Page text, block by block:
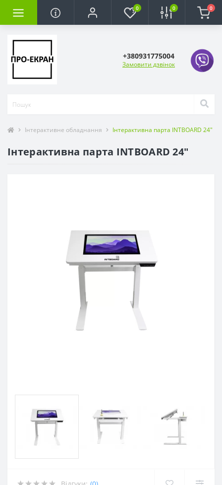
0 0 0
+380931775004
Замовити дзвінок
Інтерактивне обладнання Інтерактивна парта INTBOARD 24″
Інтерактивна парта INTBOARD 24″